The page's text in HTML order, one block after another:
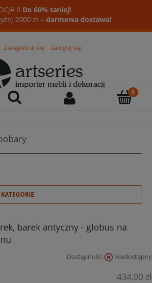
!! Do 60% taniej!
2000 zł = darmowa dostawa!
Zarejestruj się Zaloguj się
barek antyczny - globus na
Dostępność: Niedostępny
434,00 zł